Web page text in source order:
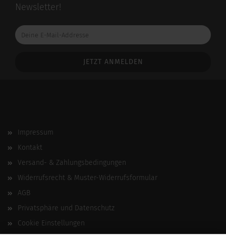
Newsletter!
Deine
E-
Impressum
Kontakt
Versand- & Zahlungsbedingungen
Widerrufsrecht & Muster-Widerrufsformular
AGB
Privatsphäre und Datenschutz
Cookie Einstellungen